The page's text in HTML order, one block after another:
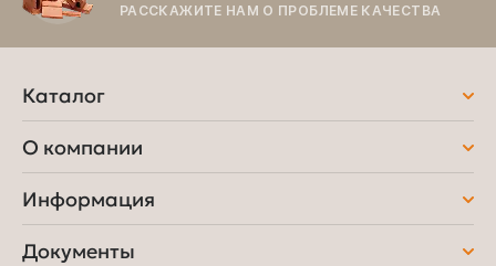
РАССКАЖИТЕ НАМ О ПРОБЛЕМЕ КАЧЕСТВА
Каталог
О компании
Информация
Документы